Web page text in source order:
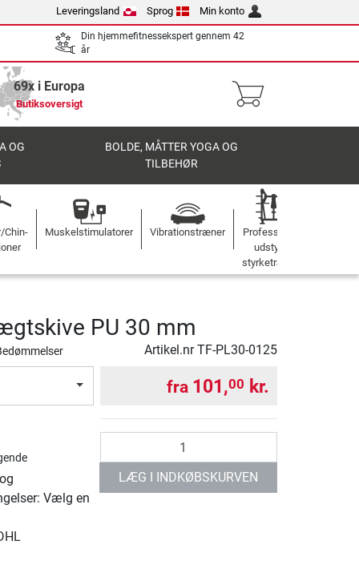
Leveringsland Sprog Min konto
Din hjemmefitnessekspert gennem 42
år
69x i Europa
Butiksoversigt
OG
BOLDE, MÅTTER YOGA OG
TILBEHØR
Chin-
Muskelstimulatorer Vibrationstræner
Professionelt
udstyr til
styrketræning
PU 30 mm
Artikel.nrTF-PL30-0125
Vælg en
fra 101,00 kr.
LÆG I INDKØBSKURVEN